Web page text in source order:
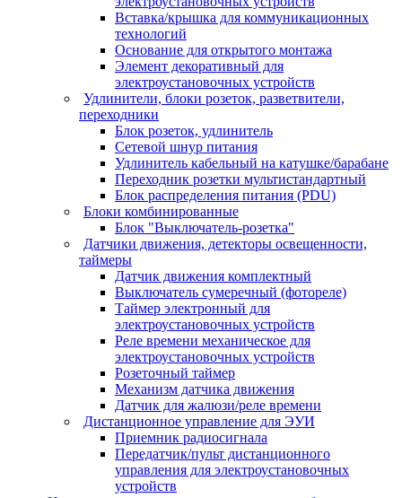
Вставка/крышка для коммуникационных
технологий
Основание для открытого монтажа
Элемент декоративный для
электроустановочных устройств
Удлинители, блоки розеток, разветвители,
переходники
Блок розеток, удлинитель
Сетевой шнур питания
Удлинитель кабельный на катушке/барабане
Переходник розетки мультистандартный
Блок распределения питания (PDU)
Блоки комбинированные
Блок "Выключатель-розетка"
Датчики движения, детекторы освещенности,
таймеры
Датчик движения комплектный
Выключатель сумеречный (фотореле)
Таймер электронный для
электроустановочных устройств
Реле времени механическое для
электроустановочных устройств
Розеточный таймер
Механизм датчика движения
Датчик для жалюзи/реле времени
Дистанционное управление для ЭУИ
Приемник радиосигнала
Передатчик/пульт дистанционного
управления для электроустановочных
устройств